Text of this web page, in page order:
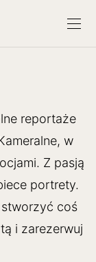
reportaże
w
Z pasją
portrety.
coś
i zarezerwuj